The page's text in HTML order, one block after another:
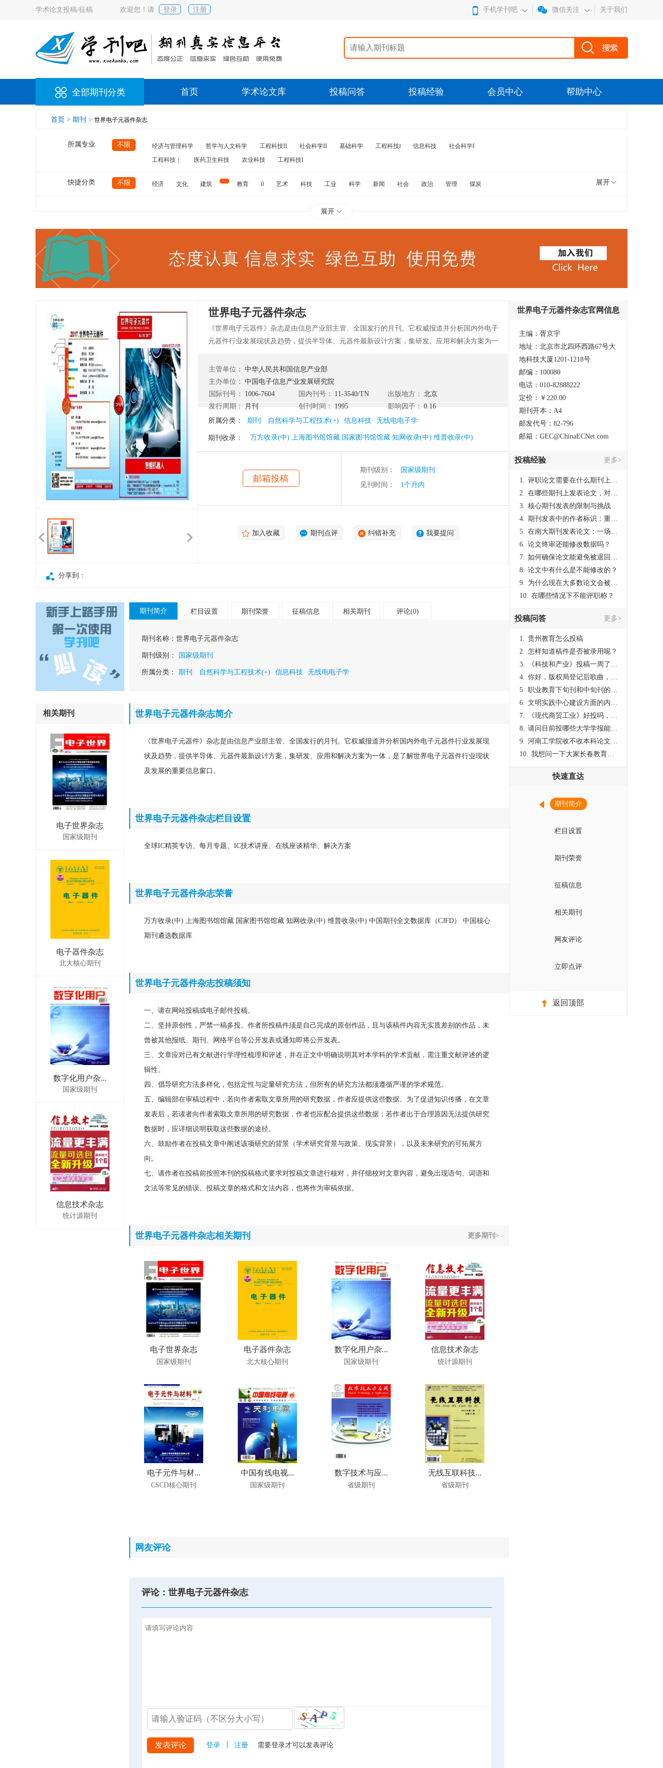
学术论文投稿/征稿 欢迎您！请 登录 注册 手机学刊吧 微信关注 关于我们
全部期刊分类 首页 学术论文库 投稿问答 投稿经验 会员中心 帮助中心
首页 > 期刊 > 世界电子元器件杂志
所属专业 不限 经济与管理科学 哲学与人文科学 工程科技II 社会科学II 基础科学 工程科技‖ 信息科技
社会科学I
工程科技｜
医药卫生科技 农业科技 工程科技I
快捷分类 不限 经济 文化 建筑 教育 0 艺术 科技 工业 科学 新闻 社会 政治 管理
煤炭
展开
展开
世界电子元器件杂志
《世界电子元器件》杂志是由信息产业部主管、全国发行的月刊。它权威报道并分析国内外电子
元器件行业发展现状及趋势，提供半导体、元器件最新设计方案，集研发、应用和解决方案为一
主管单位： 中华人民共和国信息产业部
主办单位： 中国电子信息产业发展研究院
国际刊号：
1006-7604 国内刊号： 11-3540/TN 出版地方：
北京
发行周期：
月刊 创刊时间： 1995 影响因子：
0.16
所属分类：
期刊 自然科学与工程技术(+) 信息科技 无线电电子学
期刊收录： 万方收录(中) 上海图书馆馆藏 国家图书馆馆藏 知网收录(中) 维普收录(中)
邮箱投稿
期刊级别：
国家级期刊
见刊时间：
1个月内
加入收藏 期刊点评 纠错补充 我要提问
分享到：
相关期刊
电子世界杂志
国家级期刊
电子器件杂志
北大核心期刊
数字化用户杂...
国家级期刊
信息技术杂志
统计源期刊
期刊简介 栏目设置 期刊荣誉 征稿信息 相关期刊 评论(0)
期刊名称： 世界电子元器件杂志
期刊级别： 国家级期刊
所属分类： 期刊 自然科学与工程技术(+) 信息科技 无线电电子学
世界电子元器件杂志简介
《世界电子元器件》杂志是由信息产业部主管、全国发行的月刊。它权威报道并分析国内外电子元器件行业发展现
状及趋势，提供半导体、元器件最新设计方案，集研发、应用和解决方案为一体，是了解世界电子元器件行业现状
及发展的重要信息窗口。
世界电子元器件杂志栏目设置
全球IC精英专访、每月专题、IC技术讲座、在线座谈精华、解决方案
世界电子元器件杂志荣誉
万方收录(中) 上海图书馆馆藏 国家图书馆馆藏 知网收录(中) 维普收录(中) 中国期刊全文数据库（CJFD） 中国核心
期刊遴选数据库
世界电子元器件杂志投稿须知
一、请在网站投稿或电子邮件投稿。
二、坚持原创性，严禁一稿多投。作者所投稿件须是自己完成的原创作品，且与该稿件内容无实质差别的作品，未
曾被其他报纸、期刊、网络平台等公开发表或通知即将公开发表。
三、文章应对已有文献进行学理性梳理和评述，并在正文中明确说明其对本学科的学术贡献，需注重文献评述的逻
辑性。
四、倡导研究方法多样化，包括定性与定量研究方法，但所有的研究方法都须遵循严谨的学术规范。
五、编辑部在审稿过程中，若向作者索取文章所用的研究数据，作者应提供这些数据。为了促进知识传播，在文章
发表后，若读者向作者索取文章所用的研究数据，作者也应配合提供这些数据；若作者出于合理原因无法提供研究
数据时，应详细说明获取这些数据的途径。
六、鼓励作者在投稿文章中阐述该项研究的背景（学术研究背景与政策、现实背景），以及未来研究的可拓展方
向。
七、请作者在投稿前按照本刊的投稿格式要求对投稿文章进行核对，并仔细校对文章内容，避免出现语句、词语和
文法等常见的错误。投稿文章的格式和文法内容，也将作为审稿依据。
世界电子元器件杂志相关期刊 更多期刊>
电子世界杂志
国家级期刊
电子器件杂志
北大核心期刊
数字化用户杂...
国家级期刊
信息技术杂志
统计源期刊
电子元件与材...
CSCD核心期刊
中国有线电视...
国家级期刊
数字技术与应...
省级期刊
无线互联科技...
省级期刊
网友评论
评论：世界电子元器件杂志
发表评论 登录 注册 需要登录才可以发表评论
世界电子元器件杂志官网信息
主编：胥京宇
地址：北京市北四环西路67号大
地科技大厦1201-1218号
邮编：100080
电话：010-82888222
定价：￥220.00
期刊开本：A4
邮发代号：82-796
邮箱：GEC@ChinaECNet.com
投稿经验 更多>
1. 评职论文需要在什么期刊上发表？
2. 在哪些期刊上发表论文，对考研有优势？
3. 核心期刊发表的限制与挑战
4. 期刊发表中的作者标识：重要性与实践
5. 在南大期刊发表论文：一场知识探索与学术成就的旅程
6. 论文终审还能修改数据吗？
7. 如何确保论文能避免被退回：关键条件与策略
8. 论文中有什么是不能修改的？
9. 为什么现在大多数论文会被评判为AI撰写？（深度剖析查重机制下的困境与出路）
10. 在哪些情况下不能评职称？
投稿问答 更多>
1. 贵州教育怎么投稿
2. 怎样知道稿件是否被录用呢？
3.
《科技和产业》投稿一周了仍是“已发回执”状态，这是什么意思？什么时候外审？
4. 你好，版权局登记后歌曲，这里能否发表
5. 职业教育下旬刊和中旬刊的国内刊号一样，他们有什么区别，两本刊物都是真的吗？
6. 文明实践中心建设方面的内容适合那种期刊
7.
《现代商贸工业》好投吗，版面费多少？
8. 请问目前投哪些大学学报能较快出刊啊
9. 河南工学院收不收本科论文呀？
10. 我想问一下大家长春教育学院学报是本科学报吗？
快速直达
期刊简介
栏目设置
期刊荣誉
征稿信息
相关期刊
网友评论
立即点评
返回顶部